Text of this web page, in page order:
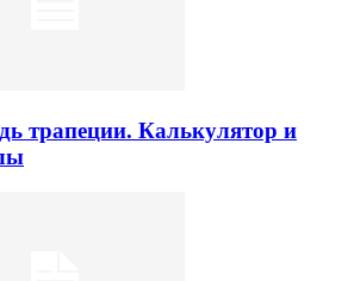
трапеции. Калькулятор и